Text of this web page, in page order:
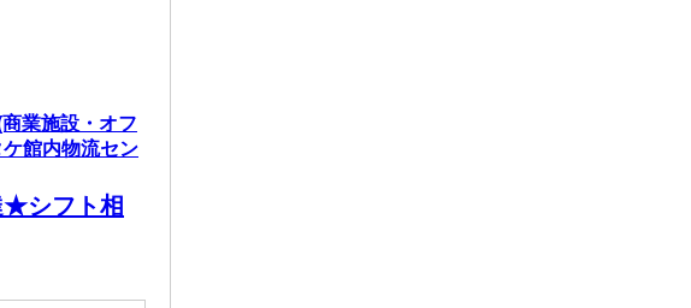
業施設・オフ
館内物流セン
★シフト相